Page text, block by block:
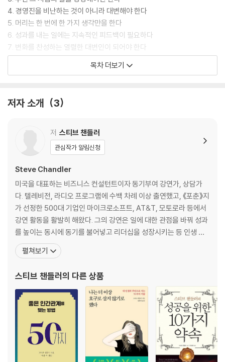
4. 경영진을 비난하는 것이 아니라 대변해야 한다
5. 머리는 한 번에 한 가지 생각만을 한다
6. 성과를 내는 일에는 지속적인 피드백이 필요하다
7. 변화를 찬성하는 열렬한 대변인이 되어야 한다
8. 주체성은 본질상 그 당사자만이 기를 수 있다
9. 리더십의 기본원칙은 본보기이다
12. 가장 큰 결과를 얻기 바라는 곳에 관심을 쏟아야 한다
14. 진정한 리더는 사람들을 현재에서 미래로 이끈다
15. 영웅처럼 생각하고 예술가처럼 일해야 한다
16. 사람들의 감정을 통제하지 말아야 한다
17. 활동이 아닌 결과를 관리해야 한다
18. 결과에 대해 책임을 지게 해야 한다
19. 게임의 동기 부여 요소들을 일터로 가져와야 한다
20. 우리의 뇌는 한 번에 한 가지 생각만을 한다
2장 세상에 완벽한 사람은 없다
1. 동기 부여의 최고 방법은 가능성을 일깨우는 것이다
3. 자존감을 높이고 자부심을 가져야 한다
4. 이미 의욕으로 가득 찬 사람을 채용해야 한다
5. 최고의 경영은 경영이 필요하지 않는 직원을 찾는 것이다
6. 세상에 완벽한 사람은 없다
7. 미치도록 바쁜 일이 아니라 본인 자신이 미친 것이다
8. 진정한 리더는 인기를 얻는 일에 신경 쓰지 않는다
목차 더보기
저자 소개 3
저 스티브 챈들러
관심작가 알림신청
Steve Chandler
미국을 대표하는 비즈니스 컨설턴트이자 동기부여 강연가, 상담가
다. 텔레비전, 라디오 프로그램에 수백 차례 이상 출연했고, 《포춘》지
가 선정한 500대 기업인 마이크로소프트, AT&T, 모토로라 등에서
강연 활동을 활발히 해왔다. 그의 강연은 일에 대한 관점을 바꿔 성과
를 높이는 동시에 동기를 불어넣고 리더십을 성장시키는 등 인생 전
반에 대한 긍정적인 변화를 이끌어내는 데 초점을 맞추고 있다. 그는
《성공을 위한 리더십 코칭(100 Ways to Motivate Others)》, 《꿈
self)》
펼쳐보기
스티브 챈들러의 다른 상품